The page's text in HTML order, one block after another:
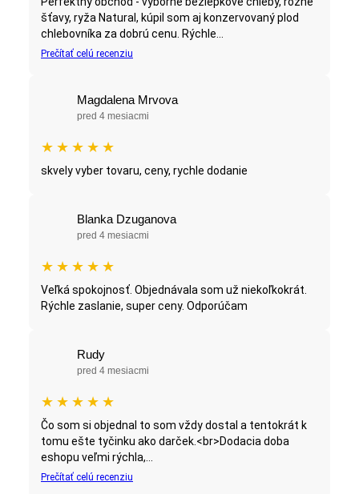
šťavy, ryža Natural, kúpil som aj konzervovaný plod
chlebovníka za dobrú cenu. Rýchle...
Prečítať celú recenziu
Magdalena Mrvova
pred 4 mesiacmi
★ ★ ★ ★ ★
skvely vyber tovaru, ceny, rychle dodanie
Blanka Dzuganova
pred 4 mesiacmi
★ ★ ★ ★ ★
Veľká spokojnosť. Objednávala som už niekoľkokrát.
Rýchle zaslanie, super ceny. Odporúčam
Rudy
pred 4 mesiacmi
★ ★ ★ ★ ★
Čo som si objednal to som vždy dostal a tentokrát k
tomu ešte tyčinku ako darček.<br>Dodacia doba
eshopu veľmi rýchla,...
Prečítať celú recenziu